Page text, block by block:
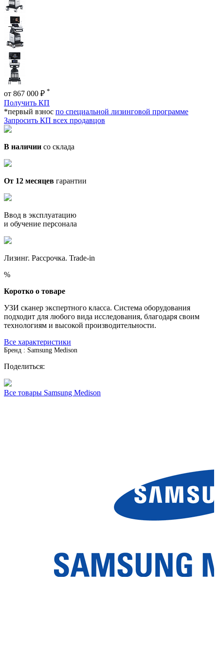
от 867 000 ₽ *
Получить КП
*первый взнос по специальной лизинговой программе
Запросить КП всех продавцов
В наличии со склада
От 12 месяцев гарантии
Ввод в эксплуатацию
и обучение персонала
Лизинг. Рассрочка. Trade-in
%
Коротко о товаре
УЗИ сканер экспертного класса. Система оборудования
подходит для любого вида исследования, благодаря своим
технологиям и высокой производительности.
Все характеристики
Бренд : Samsung Medison
Поделиться:
Все товары Samsung Medison